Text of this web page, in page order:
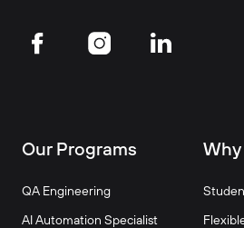
Our Programs
QA Engineering
AI Automation Specialist